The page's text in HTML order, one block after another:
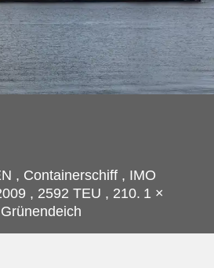
, Containerschiff , IMO
, 2592 TEU , 210. 1 ×